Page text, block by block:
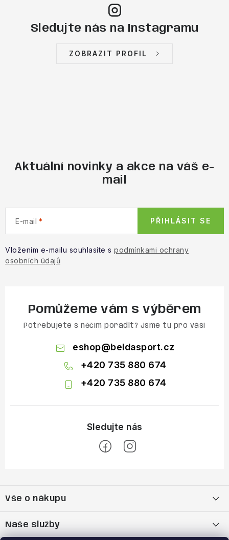
Sledujte nás na Instagramu
ZOBRAZIT PROFIL
Aktuální novinky a akce na váš e-
mail
E-mail
Vložením e-mailu souhlasíte s podmínkami ochrany
osobních údajů
PŘIHLÁSIT SE
Pomůžeme vám s výběrem
Potřebujete s něčím poradit? Jsme tu pro vás!
eshop@beldasport.cz
+420 735 880 674
+420 735 880 674
p
t
Vše o nákupu
Naše služby